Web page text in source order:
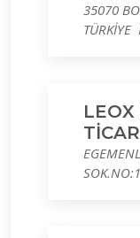
35070
TÜRKİYE